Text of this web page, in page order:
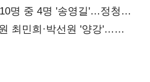
명 중 4명 '송영길'…정청래
최민희·박선원 '양강'…